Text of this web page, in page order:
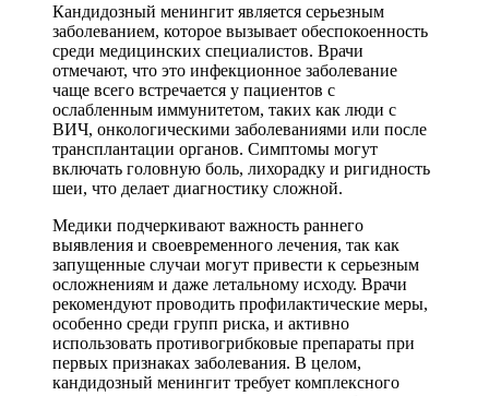
Кандидозный менингит является серьезным
заболеванием, которое вызывает обеспокоенность
среди медицинских специалистов. Врачи
отмечают, что это инфекционное заболевание
чаще всего встречается у пациентов с
ослабленным иммунитетом, таких как люди с
ВИЧ, онкологическими заболеваниями или после
трансплантации органов. Симптомы могут
включать головную боль, лихорадку и ригидность
шеи, что делает диагностику сложной.
Медики подчеркивают важность раннего
выявления и своевременного лечения, так как
запущенные случаи могут привести к серьезным
осложнениям и даже летальному исходу. Врачи
рекомендуют проводить профилактические меры,
особенно среди групп риска, и активно
использовать противогрибковые препараты при
первых признаках заболевания. В целом,
кандидозный менингит требует комплексного